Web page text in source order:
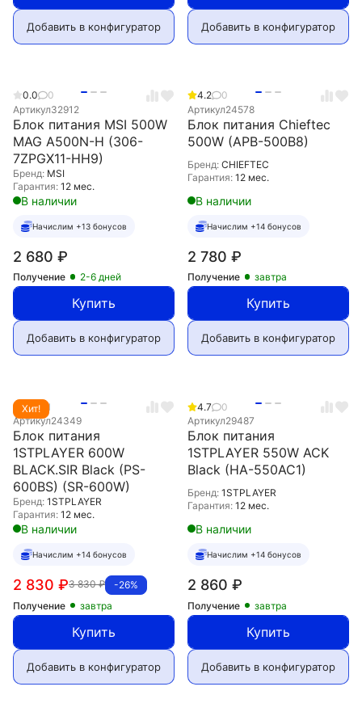
Добавить в конфигуратор Добавить в конфигуратор
0.0
0
Артикул32912
Блок питания MSI 500W
MAG A500N-H (306-
7ZPGX11-HH9)
Бренд: MSI
Гарантия: 12 мес.
В наличии
Начислим +13 бонусов
2 680 ₽
Получение 2-6 дней
Купить
Добавить в конфигуратор
4.2
0
Артикул24578
Блок питания Chieftec
500W (APB-500B8)
Бренд: CHIEFTEC
Гарантия: 12 мес.
В наличии
Начислим +14 бонусов
2 780 ₽
Получение завтра
Купить
Добавить в конфигуратор
Хит!
5.0
1
Артикул24349
Блок питания
1STPLAYER 600W
BLACK.SIR Black (PS-
600BS) (SR-600W)
Бренд: 1STPLAYER
Гарантия: 12 мес.
В наличии
Начислим +14 бонусов
-26%
3 830₽
2 830 ₽
Получение завтра
Купить
Добавить в конфигуратор
4.7
0
Артикул29487
Блок питания
1STPLAYER 550W ACK
Black (HA-550AC1)
Бренд: 1STPLAYER
Гарантия: 12 мес.
В наличии
Начислим +14 бонусов
2 860 ₽
Получение завтра
Купить
Добавить в конфигуратор